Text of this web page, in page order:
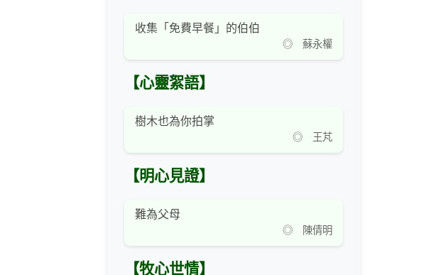
收集「免費早餐」的伯伯
◎ 蘇永權
【心靈絮語】
樹木也為你拍掌
◎ 王芃
【明心見證】
難為父母
◎ 陳倩明
【牧心世情】